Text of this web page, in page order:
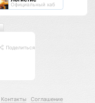
Официальный хаб
Поделиться
Контакты
Соглашение